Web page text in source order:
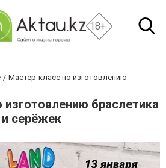
18+
Мастер-класс по изготовлению
браслетика
и серёжек